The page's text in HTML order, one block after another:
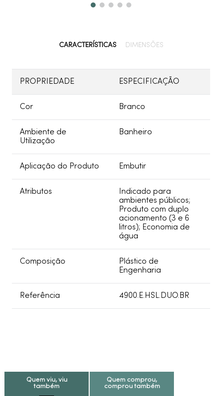
CARACTERÍSTICAS DIMENSÕES
PROPRIEDADE ESPECIFICAÇÃO
Cor Branco
Ambiente de
Utilização
Banheiro
Aplicação do Produto Embutir
Atributos
Indicado para
ambientes públicos;
Produto com duplo
acionamento (3 e 6
litros); Economia de
água
Composição
Plástico de
Engenharia
Referência 4900.E.HSL.DUO.BR
Quem viu, viu
também
Quem comprou,
comprou também